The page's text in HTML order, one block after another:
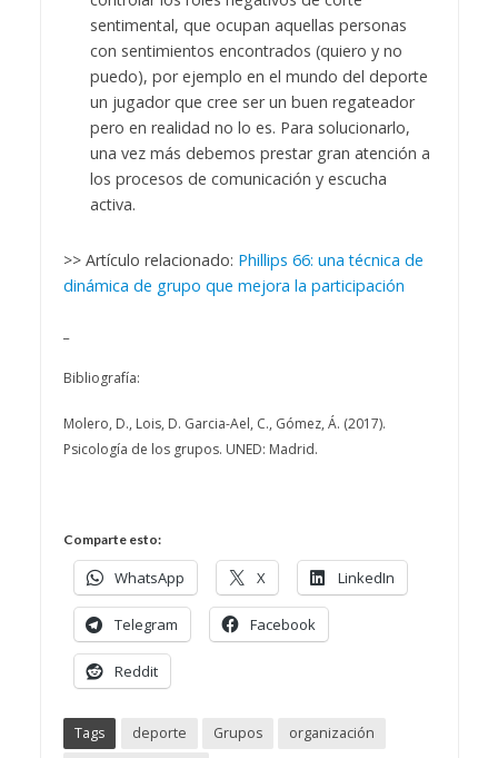
sentimental, que ocupan aquellas personas
con sentimientos encontrados (quiero y no
puedo), por ejemplo en el mundo del deporte
un jugador que cree ser un buen regateador
pero en realidad no lo es. Para solucionarlo,
una vez más debemos prestar gran atención a
los procesos de comunicación y escucha
activa.
>> Artículo relacionado: Phillips 66: una técnica de
dinámica de grupo que mejora la participación
Bibliografía:
Molero, D., Lois, D. Garcia-Ael, C., Gómez, Á. (2017).
Psicología de los grupos. UNED: Madrid.
Comparte esto:
WhatsApp X LinkedIn
Telegram Facebook
Reddit
Tags deporte Grupos
organización